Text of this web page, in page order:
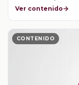
Ver contenido
CONTENIDO